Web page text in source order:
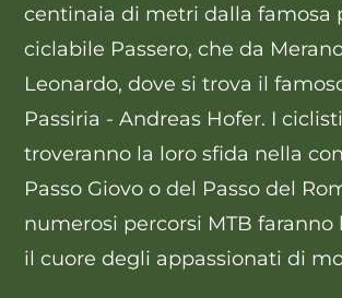
centinaia di metri dalla famosa
ciclabile Passero, che da
Leonardo, dove si trova il
Passiria - Andreas Hofer. I
troveranno la loro sfida nella
Passo Giovo o del Passo del
numerosi percorsi MTB faranno
il cuore degli appassionati di